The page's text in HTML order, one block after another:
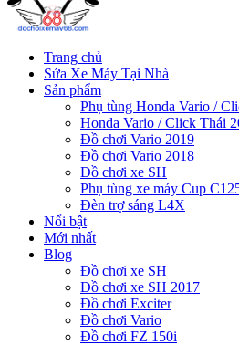
Trang chủ
Sửa Xe Máy Tại Nhà
Sản phẩm
Phụ tùng Honda Vario /
Honda Vario / Click Thái
Đồ chơi Vario 2019
Đồ chơi Vario 2018
Đồ chơi xe SH
Phụ tùng xe máy Cup
Đèn trợ sáng L4X
Nổi bật
Mới nhất
Blog
Đồ chơi xe SH
Đồ chơi xe SH 2017
Đồ chơi Exciter
Đồ chơi Vario
Đồ chơi FZ 150i